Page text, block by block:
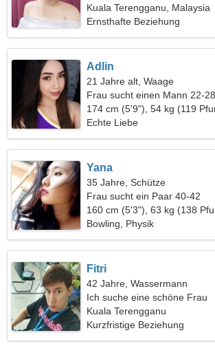
Tanzen
Kuala Terengganu, Malaysia
Ernsthafte Beziehung
Adlin
21 Jahre alt, Waage
Frau sucht einen Mann 22-28
174 cm (5'9"), 54 kg (119
Echte Liebe
Yana
35 Jahre, Schütze
Frau sucht ein Paar 40-42
160 cm (5'3"), 63 kg (138
Bowling, Physik
Fitri
42 Jahre, Wassermann
Ich suche eine schöne Frau
Kuala Terengganu
Kurzfristige Beziehung